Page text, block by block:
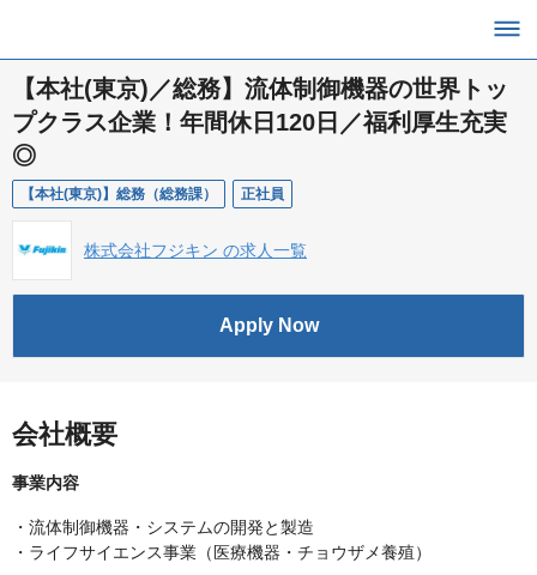
【本社(東京)／総務】流体制御機器の世界トッ
プクラス企業！年間休日120日／福利厚生充実
◎
【本社(東京)】総務（総務課） 正社員
株式会社フジキン の求人一覧
Apply Now
会社概要
事業内容
・流体制御機器・システムの開発と製造
・ライフサイエンス事業（医療機器・チョウザメ養殖）